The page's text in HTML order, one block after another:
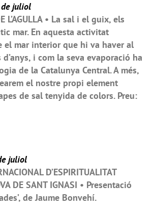
juliol
L’AGULLA • La sal i el guix, els
mar. En aquesta activitat
el mar interior que hi va haver al
i com la seva evaporació ha
de la Catalunya Central. A més,
el nostre propi element
de sal tenyida de colors. Preu:
juliol
D’ESPIRITUALITAT
DE SANT IGNASI • Presentació
de Jaume Bonvehí.